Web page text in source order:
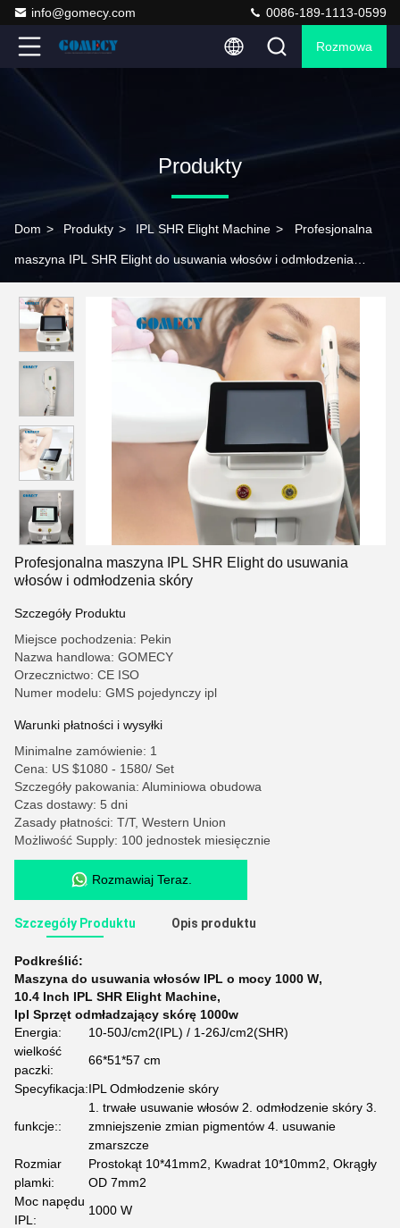
info@gomecy.com 0086-189-1113-0599
Rozmowa
Produkty
Dom > Produkty > IPL SHR Elight Machine > Profesjonalna
maszyna IPL SHR Elight do usuwania włosów i odmłodzenia
Profesjonalna maszyna IPL SHR Elight do usuwania
włosów i odmłodzenia skóry
Szczegóły Produktu
Miejsce pochodzenia: Pekin
Nazwa handlowa: GOMECY
Orzecznictwo: CE ISO
Numer modelu: GMS pojedynczy ipl
Warunki płatności i wysyłki
Minimalne zamówienie: 1
Cena: US $1080 - 1580/ Set
Szczegóły pakowania: Aluminiowa obudowa
Czas dostawy: 5 dni
Zasady płatności: T/T, Western Union
Możliwość Supply: 100 jednostek miesięcznie
Rozmawiaj Teraz.
Szczegóły Produktu Opis produktu
Podkreślić:
Maszyna do usuwania włosów IPL o mocy 1000 W,
10.4 Inch IPL SHR Elight Machine,
Ipl Sprzęt odmładzający skórę 1000w
Energia:
10-50J/cm2(IPL) / 1-26J/cm2(SHR)
wielkość
paczki:
66*51*57 cm
Specyfikacja:IPL Odmłodzenie skóry
funkcje::
1. trwałe usuwanie włosów 2. odmłodzenie skóry 3.
zmniejszenie zmian pigmentów 4. usuwanie
zmarszcze
Rozmiar
plamki:
Prostokąt 10*41mm2, Kwadrat 10*10mm2, Okrągły
OD 7mm2
Moc napędu
IPL:
1000 W